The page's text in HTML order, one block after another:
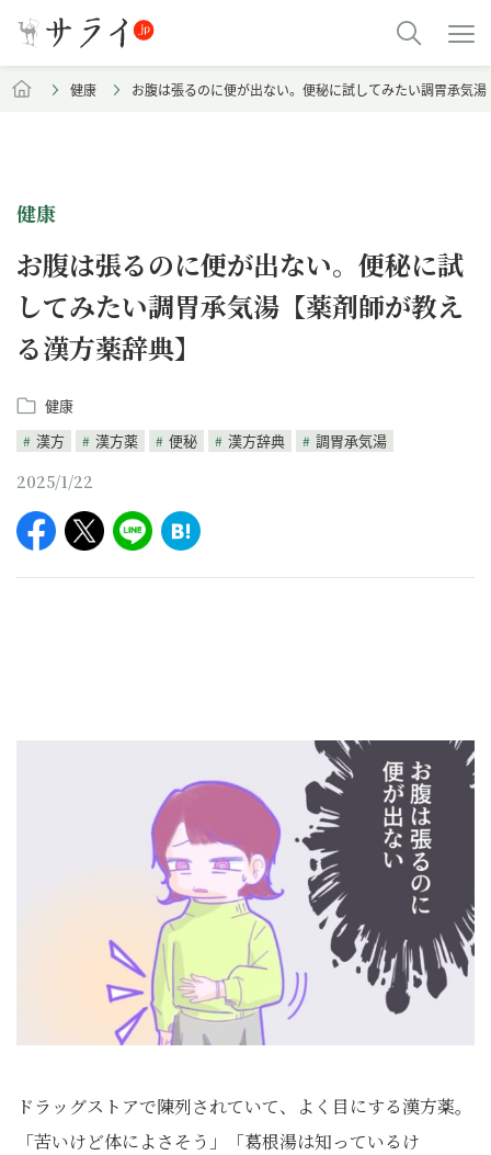
健康 お腹は張るのに便が出ない。便秘に試してみたい調胃承気
健康
お腹は張るのに便が出ない。便秘に試
してみたい調胃承気湯【薬剤師が教え
る漢方薬辞典】
健康
漢方
漢方薬 便秘 漢方辞典 調胃承気湯
2025/1/22
ドラッグストアで陳列されていて、よく目にする漢方薬。
「苦いけど体によさそう」「葛根湯は知っているけ